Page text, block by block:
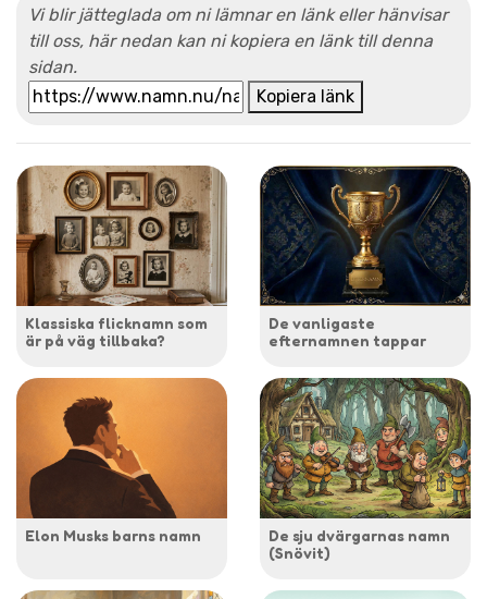
Vi blir jätteglada om ni lämnar en länk eller hänvisar
till oss, här nedan kan ni kopiera en länk till denna
sidan.
Kopiera länk
Klassiska flicknamn som
är på väg tillbaka?
De vanligaste
efternamnen tappar
Elon Musks barns namn
De sju dvärgarnas namn
(Snövit)